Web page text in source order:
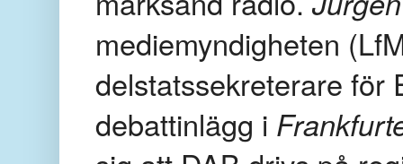
mediemyndigheten
delstatssekreterare för
debattinlägg i